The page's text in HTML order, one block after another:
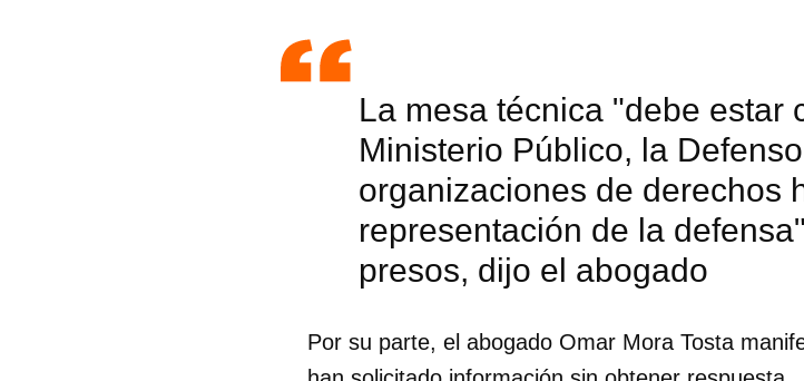
La mesa técnica "debe estar
Ministerio Público, la
organizaciones de derechos
representación de la
presos, dijo el abogado
Por su parte, el abogado Omar Mora Tosta